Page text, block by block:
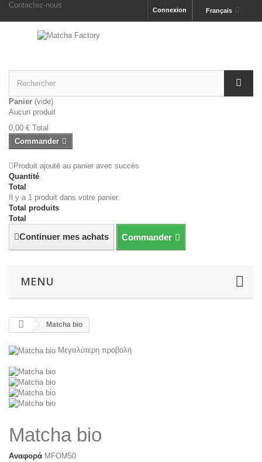
Français
Connexion
Contactez-nous
Panier (vide)
Aucun produit
0,00 € Total
Commander
Produit ajouté au panier avec succès
Quantité
Total
Il y a 1 produit dans votre panier.
Total produits
Total
Continuer mes achats Commander
MENU
Matcha bio
Μεγαλύτερη προβολή
Matcha bio
Αναφορά MFOM50